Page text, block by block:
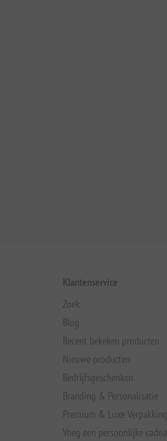
Klantenservice
Zoek
Blog
Recent bekeken producten
Nieuwe producten
Bedrijfsgeschenken
Branding & Personalisatie
Premium & Luxe Verpakking
Voeg een persoonlijke